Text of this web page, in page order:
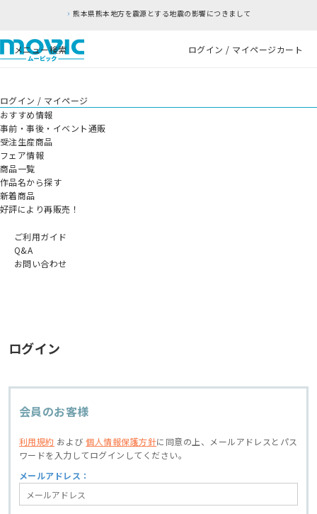
熊本県熊本地方を震源とする地震の影響につきまして
メニュー検索 ログイン / マイページカート
ログイン / マイページ
おすすめ情報
事前・事後・イベント通販
受注生産商品
フェア情報
商品一覧
作品名から探す
新着商品
好評により再販売！
ご利用ガイド
Q&A
お問い合わせ
ログイン
会員のお客様
利用規約 および個人情報保護方針に同意の上、
メールアドレスとパス
ワードを入力してログインしてください。
メールアドレス：